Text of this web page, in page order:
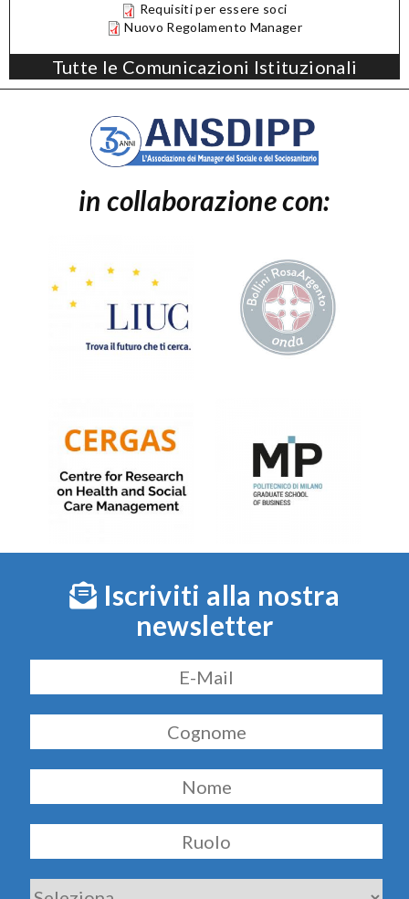
Requisiti per essere soci
Nuovo Regolamento Manager
Tutte le Comunicazioni Istituzionali
in collaborazione con:
Iscriviti alla nostra
newsletter